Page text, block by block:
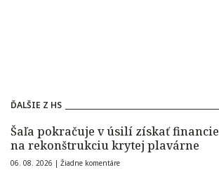
ĎALŠIE Z HS
Šaľa pokračuje v úsilí získať financie
na rekonštrukciu krytej plavárne
06. 08. 2026 | Žiadne komentáre